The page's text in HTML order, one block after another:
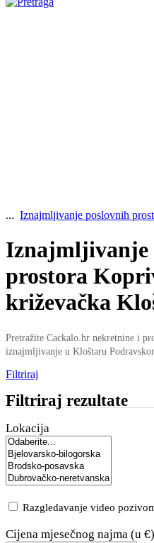
Iznajmljivanje poslovnih
Iznajmljivanje
prostora
križevačka
Pretražite Cackalo.hr nekretnine i
iznajmljivanje u Kloštaru
Filtriraj
Filtriraj rezultate
Lokacija
Razgledavanje video
Cijena mjesečnog najma (u €)